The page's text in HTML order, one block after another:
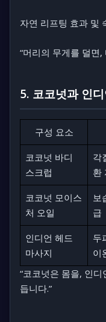
자연 리프팅 효과 및
“머리의 무게를 덜면
5. 코코넛과 인
구성 요소
코코넛 바디
스크럽
각
환
코코넛 모이스
처 오일
보
급
인디언 헤드
마사지
두
이
“코코넛은 몸을, 인
듭니다.”